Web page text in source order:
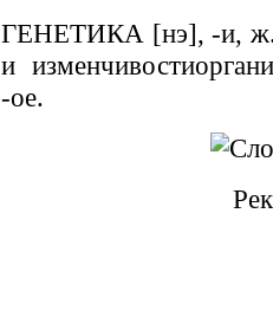
ГЕНЕТИКА [нэ], -и, ж.
и
-ое.